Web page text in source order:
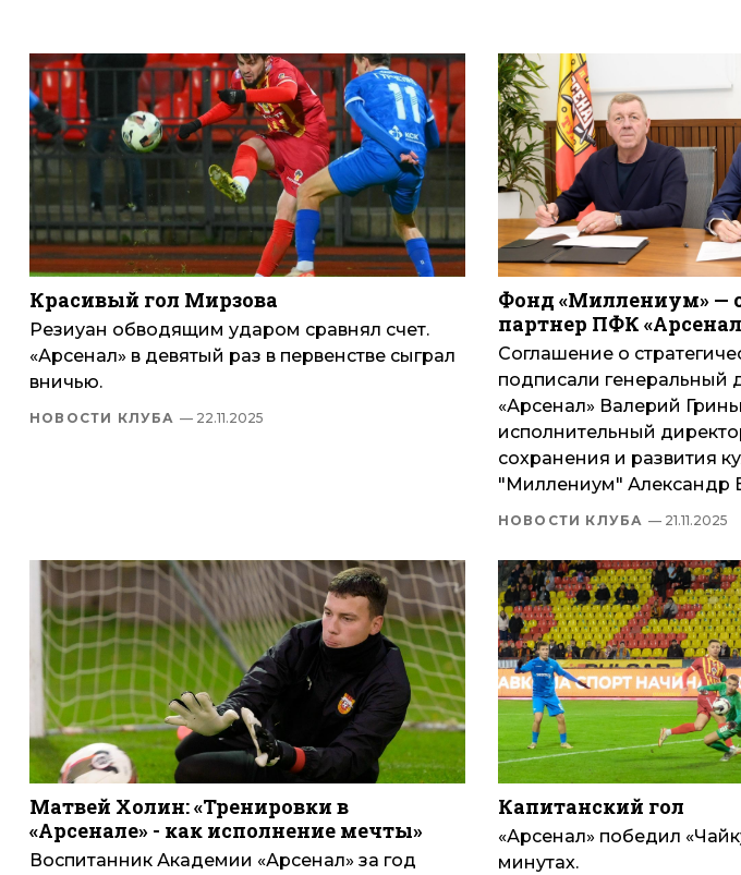
Красивый гол Мирзова
Резиуан обводящим ударом сравнял счет.
«Арсенал» в девятый раз в первенстве сыграл
вничью.
НОВОСТИ КЛУБА — 22.11.2025
Фонд «Миллениум» —
партнер ПФК
Соглашение о
подписали генеральный
«Арсенал» Валерий
исполнительный
сохранения и развития
"Миллениум" Александр
НОВОСТИ КЛУБА — 21.11.2025
Матвей Холин: «Тренировки в
«Арсенале» - как исполнение мечты»
Воспитанник Академии «Арсенал» за год
Капитанский гол
«Арсенал» победил
минутах.